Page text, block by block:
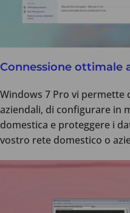
Connessione ottimale
Windows 7 Pro vi permette
aziendali, di configurare in
domestica e proteggere i
vostro rete domestico o